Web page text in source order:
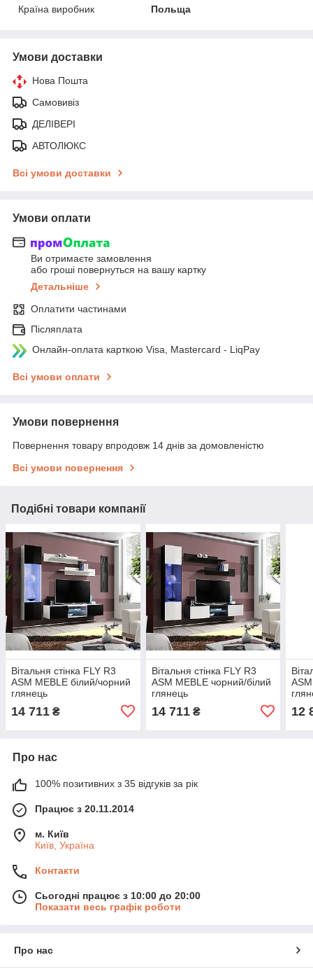
Країна виробник
Польща
Умови доставки
Нова Пошта
Самовивіз
ДЕЛІВЕРІ
АВТОЛЮКС
Всі умови доставки
Умови оплати
Ви отримаєте замовлення
або гроші повернуться на вашу картку
Детальніше
Оплатити частинами
Післяплата
Онлайн-оплата карткою Visa, Mastercard - LiqPay
Всі умови оплати
Умови повернення
Повернення товару впродовж 14 днів за домовленістю
Всі умови повернення
Подібні товари компанії
Вітальня стінка FLY R3
ASM MEBLE білий/чорний
глянець
14 711 ₴
Вітальня стінка FLY R3
ASM MEBLE чорний/білий
глянець
14 711₴ 12
Про нас
100% позитивних з 35 відгуків за рік
Працює з 20.11.2014
м. Київ
Київ, Україна
Контакти
Сьогодні працює з 10:00 до 20:00
Показати весь графік роботи
Про нас